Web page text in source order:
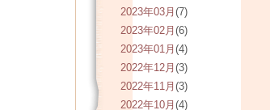
2023年03月 (7)
2023年02月 (6)
2023年01月 (4)
2022年12月 (3)
2022年11月 (3)
2022年10月 (4)